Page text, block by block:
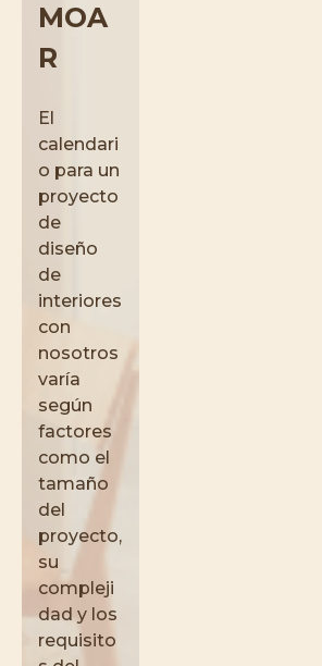
MOA
R
El
calendari
o para un
proyecto
de
diseño
de
interiores
con
nosotros
varía
según
factores
como el
tamaño
del
proyecto,
su
compleji
dad y los
requisito